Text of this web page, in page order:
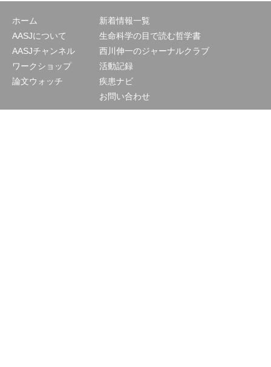
ホーム
AASJについて
AASJチャンネル
ワークショップ
論文ウォッチ
新着情報一覧
生命科学の目で読む哲学書
西川伸一のジャーナルクラブ
活動記録
疾患ナビ
お問い合わせ